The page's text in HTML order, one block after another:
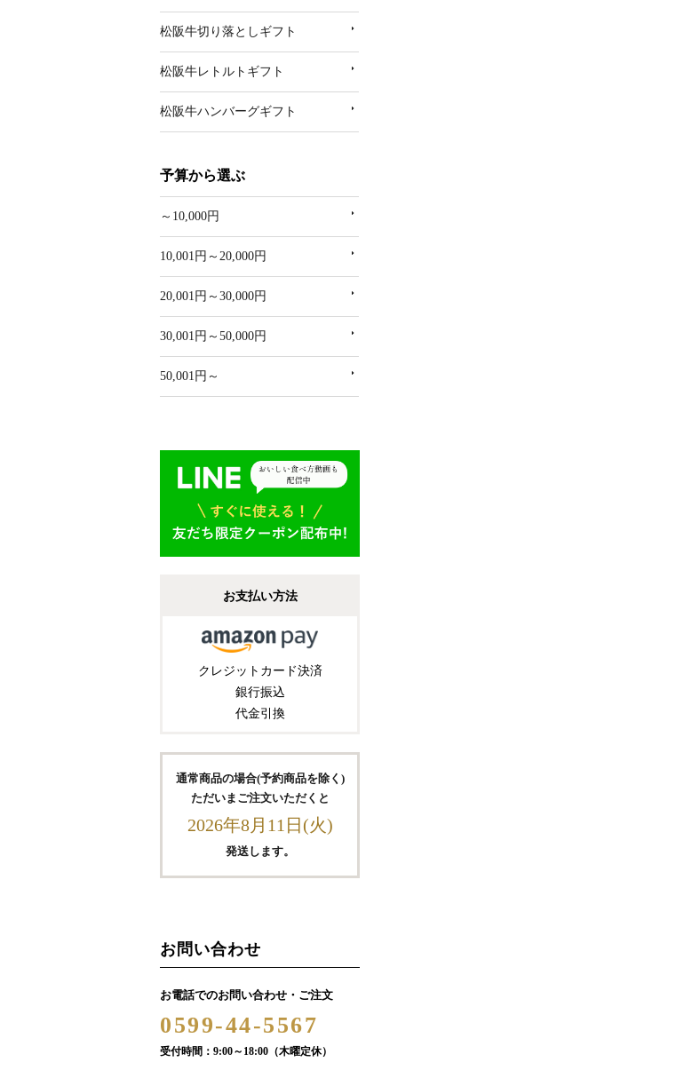
松阪牛切り落としギフト
松阪牛レトルトギフト
松阪牛ハンバーグギフト
予算から選ぶ
～10,000円
10,001円～20,000円
20,001円～30,000円
30,001円～50,000円
50,001円～
お支払い方法
クレジットカード決済
銀行振込
代金引換
通常商品の場合(予約商品を除く)
ただいまご注文いただくと
2026年8月11日(火)
発送します。
お問い合わせ
お電話でのお問い合わせ・ご注文
0599-44-5567
受付時間：9:00～18:00（木曜定休）